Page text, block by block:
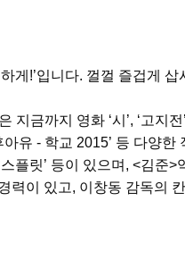
게 !’입니다. 껄껄 즐겁게 삽
지금까지 영화 ‘시 ’, ‘고지전
아유 - 학교 2015’ 등 다양한
스플릿’ 등이 있으며 , <김준>
력이 있고, 이창동 감독의